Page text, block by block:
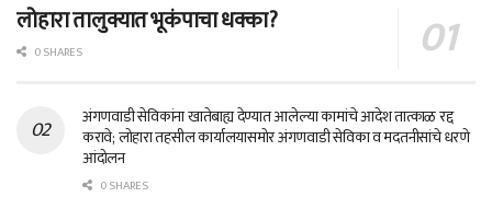
लोहारा तालुक्यात भूकंपाचा धक्का?
0 SHARES
अंगणवाडी सेविकांना खातेबाह्य देण्यात आलेल्या कामांचे आदेश तात्काळ रद्द
करावे; लोहारा तहसील कार्यालयासमोर अंगणवाडी सेविका व मदतनीसांचे धरणे
आंदोलन
0 SHARES